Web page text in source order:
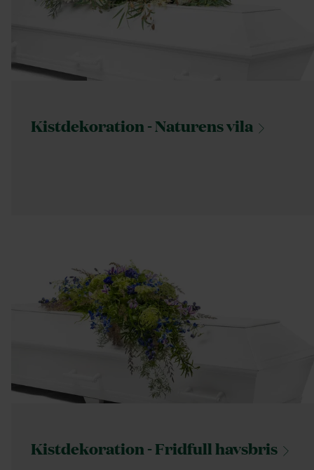
Kistdekoration - Naturensvila
Kistdekoration - Fridfullhavsbris